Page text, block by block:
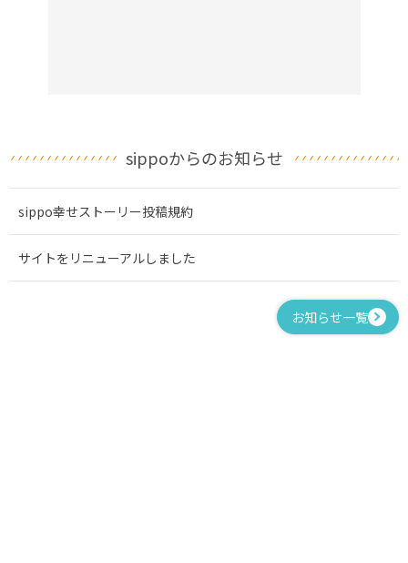
sippoからのお知らせ
sippo幸せストーリー投稿規約
サイトをリニューアルしました
お知らせ一覧